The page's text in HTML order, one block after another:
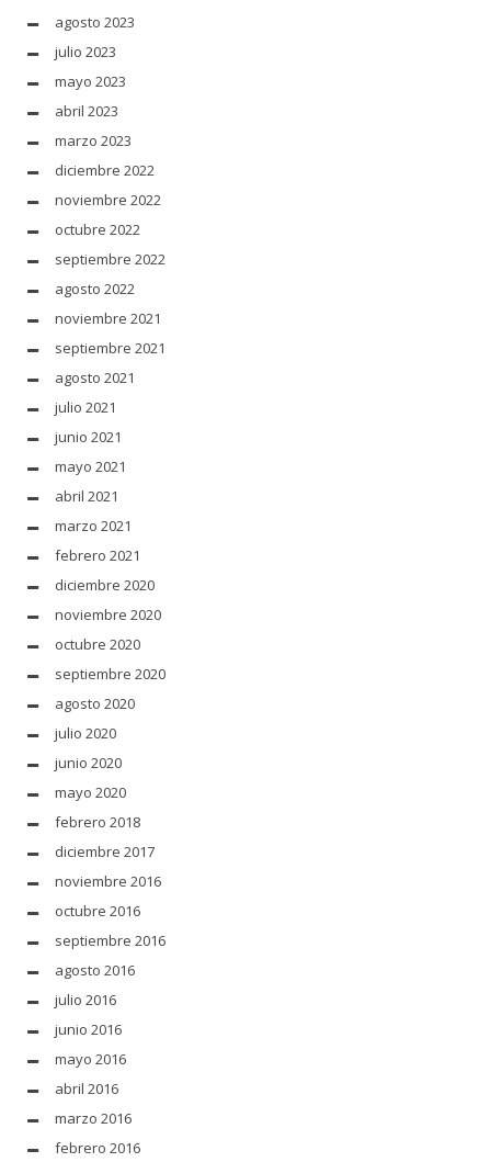
agosto 2023
julio 2023
mayo 2023
abril 2023
marzo 2023
diciembre 2022
noviembre 2022
octubre 2022
septiembre 2022
agosto 2022
noviembre 2021
septiembre 2021
agosto 2021
julio 2021
junio 2021
mayo 2021
abril 2021
marzo 2021
febrero 2021
diciembre 2020
noviembre 2020
octubre 2020
septiembre 2020
agosto 2020
julio 2020
junio 2020
mayo 2020
febrero 2018
diciembre 2017
noviembre 2016
octubre 2016
septiembre 2016
agosto 2016
julio 2016
junio 2016
mayo 2016
abril 2016
marzo 2016
febrero 2016